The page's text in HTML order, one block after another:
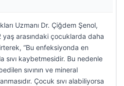
Uzmanı Dr. Çiğdem Şenol,
arasındaki çocuklarda daha
“Bu enfeksiyonda en
sıvı kaybetmesidir. Bu nedenle
sıvının ve mineral
Çocuk sıvı alabiliyorsa